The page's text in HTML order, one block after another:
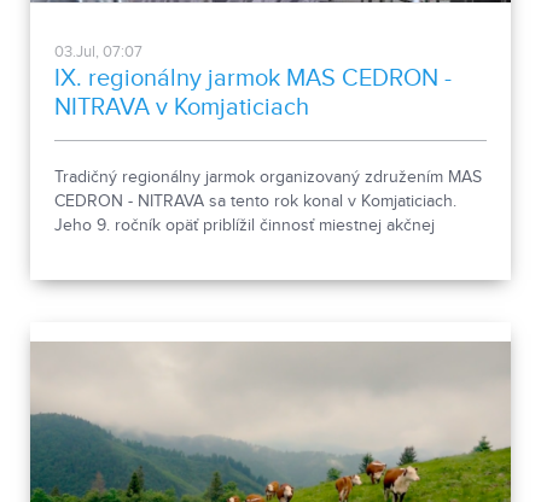
03.Jul, 07:07
IX. regionálny jarmok MAS CEDRON -
NITRAVA v Komjaticiach
Tradičný regionálny jarmok organizovaný združením MAS
CEDRON - NITRAVA sa tento rok konal v Komjaticiach.
Jeho 9. ročník opäť priblížil činnosť miestnej akčnej